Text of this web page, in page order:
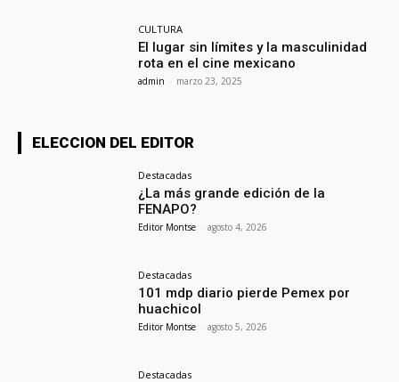
CULTURA
El lugar sin límites y la masculinidad
rota en el cine mexicano
admin - marzo 23, 2025
ELECCION DEL EDITOR
Destacadas
¿La más grande edición de la
FENAPO?
Editor Montse - agosto 4, 2026
Destacadas
101 mdp diario pierde Pemex por
huachicol
Editor Montse - agosto 5, 2026
Destacadas